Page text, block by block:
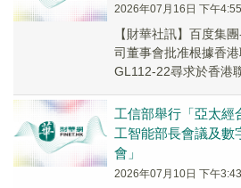
2026年07月16日 下午4:55
【財華社訊】百度集
司董事會批准根據香
GL112-22尋求於香港
工信部舉行「亞太經
工智能部長會議及數
會」
2026年07月10日 下午3:43